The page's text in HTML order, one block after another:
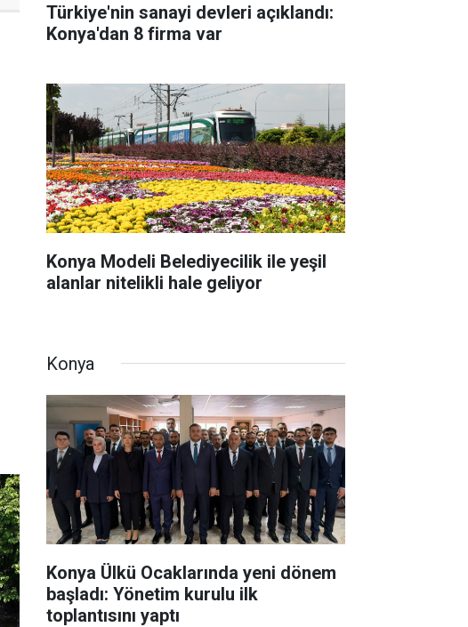
Türkiye'nin sanayi devleri açıklandı:
Konya'dan 8 firma var
Konya Modeli Belediyecilik ile yeşil
alanlar nitelikli hale geliyor
Konya
Konya Ülkü Ocaklarında yeni dönem
başladı: Yönetim kurulu ilk
toplantısını yaptı